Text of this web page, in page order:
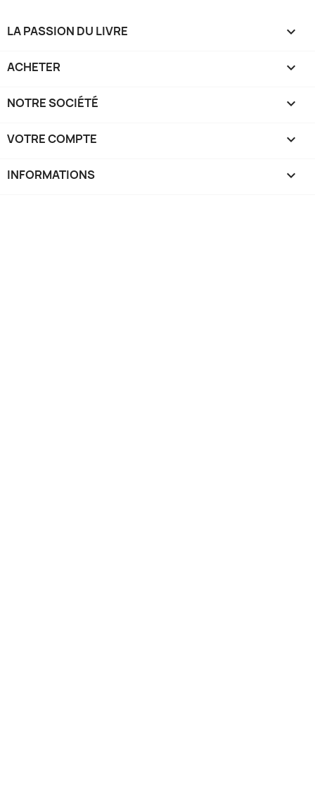
LA PASSION DU LIVRE 
ACHETER 
NOTRE SOCIÉTÉ 
VOTRE COMPTE 
INFORMATIONS keyboard_arrow_down